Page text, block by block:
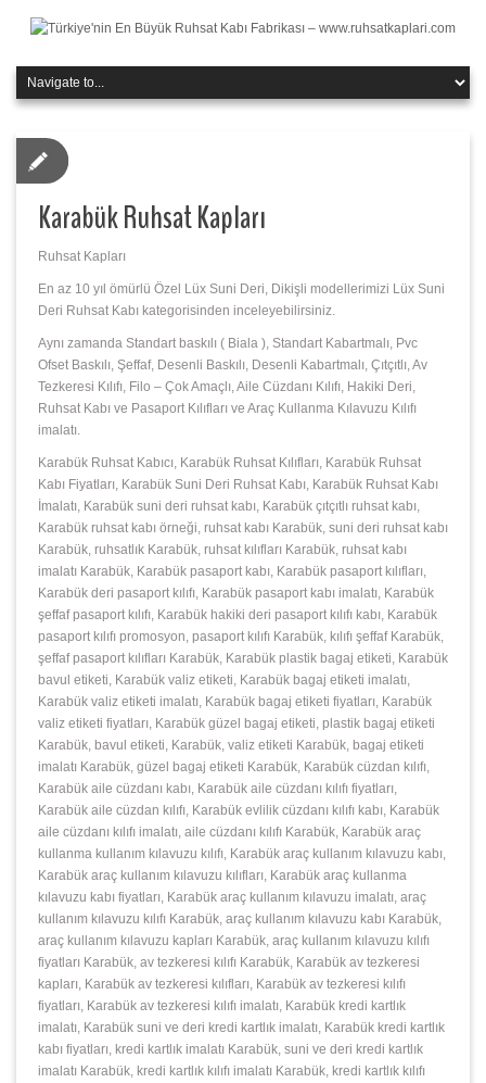
Karabük Ruhsat Kapları
Ruhsat Kapları
En az 10 yıl ömürlü Özel Lüx Suni Deri, Dikişli modellerimizi Lüx Suni
Deri Ruhsat Kabı kategorisinden inceleyebilirsiniz.
Aynı zamanda Standart baskılı ( Biala ), Standart Kabartmalı, Pvc
Ofset Baskılı, Şeffaf, Desenli Baskılı, Desenli Kabartmalı, Çıtçıtlı, Av
Tezkeresi Kılıfı, Filo – Çok Amaçlı, Aile Cüzdanı Kılıfı, Hakiki Deri,
Ruhsat Kabı ve Pasaport Kılıfları ve Araç Kullanma Kılavuzu Kılıfı
imalatı.
Karabük Ruhsat Kabıcı, Karabük Ruhsat Kılıfları, Karabük Ruhsat
Kabı Fiyatları, Karabük Suni Deri Ruhsat Kabı, Karabük Ruhsat Kabı
İmalatı, Karabük suni deri ruhsat kabı, Karabük çıtçıtlı ruhsat kabı,
Karabük ruhsat kabı örneği, ruhsat kabı Karabük, suni deri ruhsat kabı
Karabük, ruhsatlık Karabük, ruhsat kılıfları Karabük, ruhsat kabı
imalatı Karabük, Karabük pasaport kabı, Karabük pasaport kılıfları,
Karabük deri pasaport kılıfı, Karabük pasaport kabı imalatı, Karabük
şeffaf pasaport kılıfı, Karabük hakiki deri pasaport kılıfı kabı, Karabük
pasaport kılıfı promosyon, pasaport kılıfı Karabük, kılıfı şeffaf Karabük,
şeffaf pasaport kılıfları Karabük, Karabük plastik bagaj etiketi, Karabük
bavul etiketi, Karabük valiz etiketi, Karabük bagaj etiketi imalatı,
Karabük valiz etiketi imalatı, Karabük bagaj etiketi fiyatları, Karabük
valiz etiketi fiyatları, Karabük güzel bagaj etiketi, plastik bagaj etiketi
Karabük, bavul etiketi, Karabük, valiz etiketi Karabük, bagaj etiketi
imalatı Karabük, güzel bagaj etiketi Karabük, Karabük cüzdan kılıfı,
Karabük aile cüzdanı kabı, Karabük aile cüzdanı kılıfı fiyatları,
Karabük aile cüzdan kılıfı, Karabük evlilik cüzdanı kılıfı kabı, Karabük
aile cüzdanı kılıfı imalatı, aile cüzdanı kılıfı Karabük, Karabük araç
kullanma kullanım kılavuzu kılıfı, Karabük araç kullanım kılavuzu kabı,
Karabük araç kullanım kılavuzu kılıfları, Karabük araç kullanma
kılavuzu kabı fiyatları, Karabük araç kullanım kılavuzu imalatı, araç
kullanım kılavuzu kılıfı Karabük, araç kullanım kılavuzu kabı Karabük,
araç kullanım kılavuzu kapları Karabük, araç kullanım kılavuzu kılıfı
fiyatları Karabük, av tezkeresi kılıfı Karabük, Karabük av tezkeresi
kapları, Karabük av tezkeresi kılıfları, Karabük av tezkeresi kılıfı
fiyatları, Karabük av tezkeresi kılıfı imalatı, Karabük kredi kartlık
imalatı, Karabük suni ve deri kredi kartlık imalatı, Karabük kredi kartlık
kabı fiyatları, kredi kartlık imalatı Karabük, suni ve deri kredi kartlık
imalatı Karabük, kredi kartlık kılıfı imalatı Karabük, kredi kartlık kılıfı